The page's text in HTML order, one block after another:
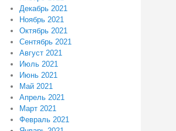
Декабрь 2021
Ноябрь 2021
Октябрь 2021
Сентябрь 2021
Август 2021
Июль 2021
Июнь 2021
Май 2021
Апрель 2021
Март 2021
Февраль 2021